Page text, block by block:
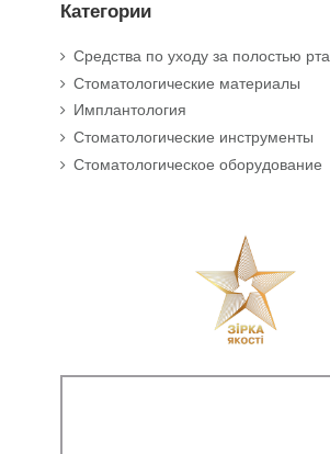
Категории
Средства по уходу за полостью рта
Стоматологические материалы
Имплантология
Стоматологические инструменты
Стоматологическое оборудование